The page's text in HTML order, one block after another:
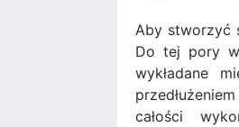
Aby stworzyć
Do tej pory
wykładane
całości